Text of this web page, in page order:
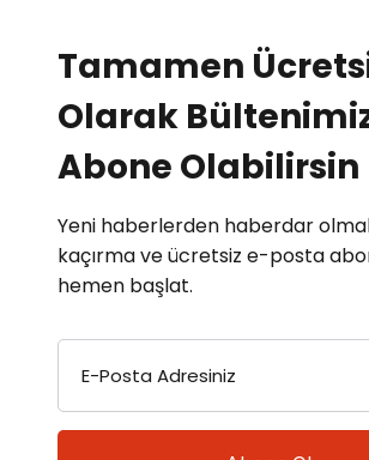
Tamamen
Olarak
Abone Olabilirsin
Yeni haberlerden haberdar
kaçırma ve ücretsiz e-posta
hemen başlat.
E-Posta Adresiniz